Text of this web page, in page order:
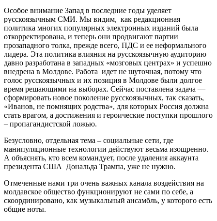
Особое внимание Запад в последние годы уделяет
русскоязычным СМИ. Мы видим, как редакционная
политика многих популярных электронных изданий была
откорректирована, и теперь они продвигают партии
прозападного толка, прежде всего, ПДС и ее неформального
лидера. Эта политика влияния на русскоязычную аудиторию
давно разработана в западных «мозговых центрах» и успешно
внедрена в Молдове. Работа идет не шуточная, потому что
голос русскоязычных и их позиция в Молдове были долгое
время решающими на выборах. Сейчас поставлена задача —
сформировать новое поколение русскоязычных, так сказать,
«Иванов, не помнящих родства», для которых Россия должна
стать врагом, а достижения и героические поступки прошлого
– пропагандистской ложью.
Безусловно, отдельная тема – социальные сети, где
манипуляционные технологии действуют весьма изощренно.
А объяснять, кто всем командует, после удаления аккаунта
президента США Дональда Трампа, уже не нужно.
Отмеченные нами три очень важных канала воздействия на
молдавское общество функционируют не сами по себе, а
скоординировано, как музыкальный ансамбль, у которого есть
общие ноты.